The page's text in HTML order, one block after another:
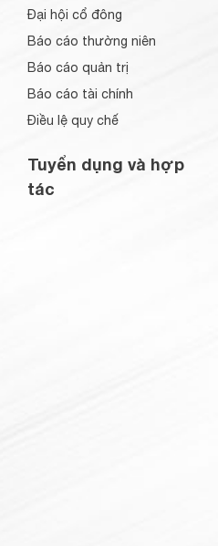
Đại hội cổ đông
Báo cáo thường niên
Báo cáo quản trị
Báo cáo tài chính
Điều lệ quy chế
Tuyển dụng và hợp
tác